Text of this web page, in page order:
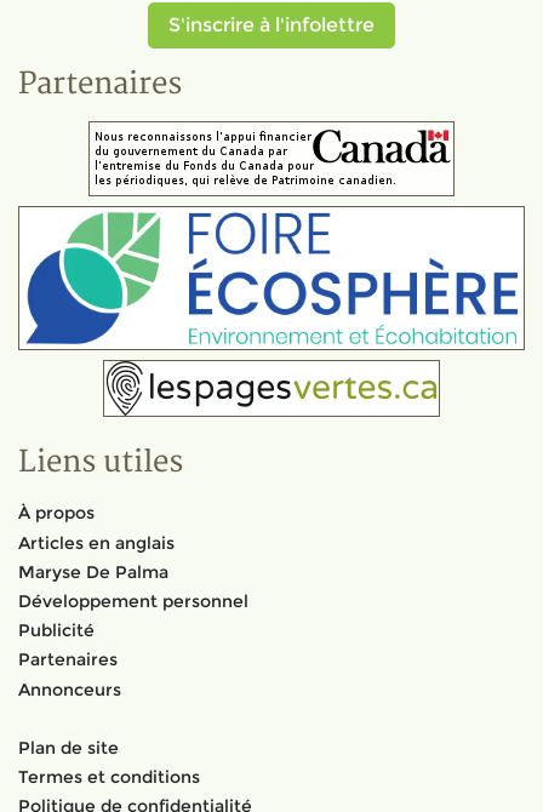
S'inscrire à l'infolettre
Partenaires
Liens utiles
À propos
Articles en anglais
Maryse De Palma
Développement personnel
Publicité
Partenaires
Annonceurs
Plan de site
Termes et conditions
Politique de confidentialité